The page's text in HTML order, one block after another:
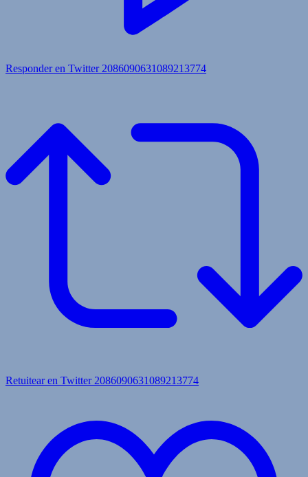
Responder en Twitter 2086090631089213774
Retuitear en Twitter 2086090631089213774